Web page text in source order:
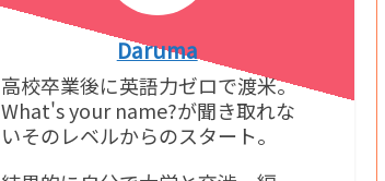
Daruma
高校卒業後に英語力ゼロで渡米。
What's your name?が聞き取れな
いそのレベルからのスタート。